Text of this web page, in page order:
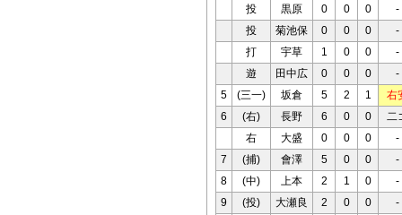
投
黒原 0 0 0
-
投
菊池保 0 0 0
-
打
宇草 1 0 0
-
遊
田中広 0 0 0
-
5
(三一) 坂倉 5 2 1
右
6
(右) 長野 6 0 0
二
右
大盛 0 0 0
-
7
(捕) 會澤 5 0 0
-
8
(中) 上本 2 1 0
-
9
(投) 大瀬良 2 0 0
-